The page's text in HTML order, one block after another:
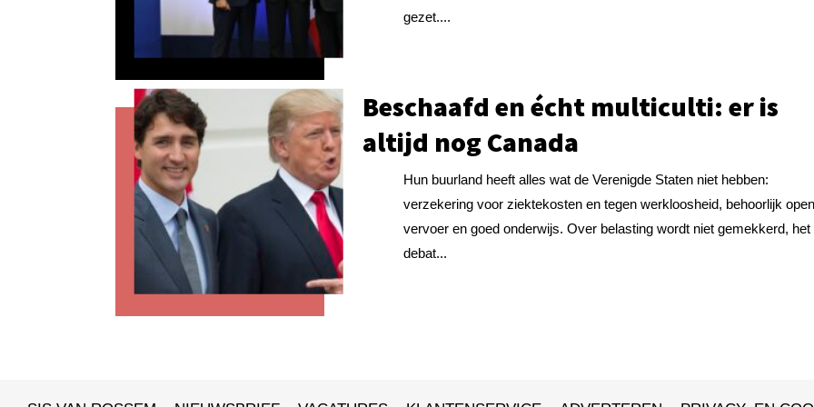
gezet....
Beschaafd en écht multiculti: er is
altijd nog Canada
Hun buurland heeft alles wat de Verenigde Staten niet hebben:
verzekering voor ziektekosten en tegen werkloosheid, behoorlijk
vervoer en goed onderwijs. Over belasting wordt niet gemekkerd, het
debat...